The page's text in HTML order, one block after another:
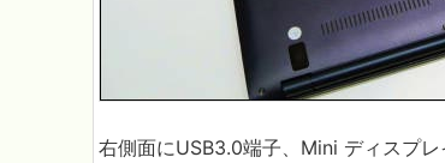
右側面にUSB3.0端子、Mini ディスプレ